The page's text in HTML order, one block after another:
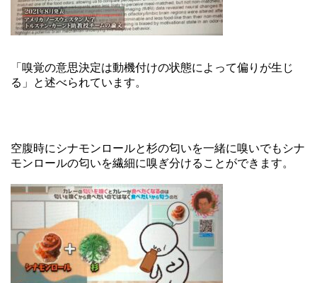
「嗅覚の意思決定は動機付けの状態によって偏りが生じ
る」と述べられています。
空腹時にシナモンロールと杉の匂いを一緒に嗅いでもシナ
モンロールの匂いを繊細に嗅ぎ分けることができます。